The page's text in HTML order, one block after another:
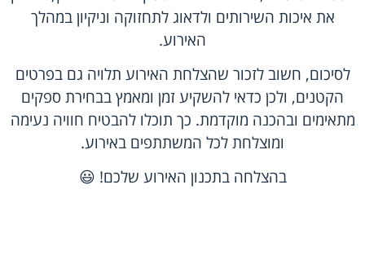
את איכות השירותים ולדאוג לתחזוקה וניקיון במהלך
האירוע.
לסיכום, חשוב לזכור שהצלחת האירוע תלויה גם בפרטים
הקטנים, ולכן כדאי להשקיע זמן ומאמץ בבחירת ספקים
מתאימים ובהכנה מוקדמת. כך תוכלו להבטיח חוויה נעימה
ומוצלחת לכל המשתתפים באירוע.
בהצלחה בתכנון האירוע שלכם! 😃